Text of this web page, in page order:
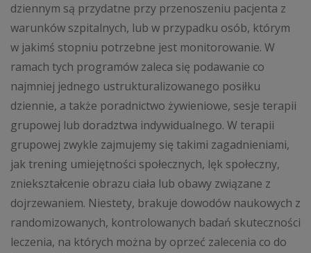
dziennym są przydatne przy przenoszeniu pacjenta z
warunków szpitalnych, lub w przypadku osób, którym
w jakimś stopniu potrzebne jest monitorowanie. W
ramach tych programów zaleca się podawanie co
najmniej jednego ustrukturalizowanego posiłku
dziennie, a także poradnictwo żywieniowe, sesje terapii
grupowej lub doradztwa indywidualnego. W terapii
grupowej zwykle zajmujemy się takimi zagadnieniami,
jak trening umiejętności społecznych, lęk społeczny,
zniekształcenie obrazu ciała lub obawy związane z
dojrzewaniem. Niestety, brakuje dowodów naukowych z
randomizowanych, kontrolowanych badań skuteczności
leczenia, na których można by oprzeć zalecenia co do